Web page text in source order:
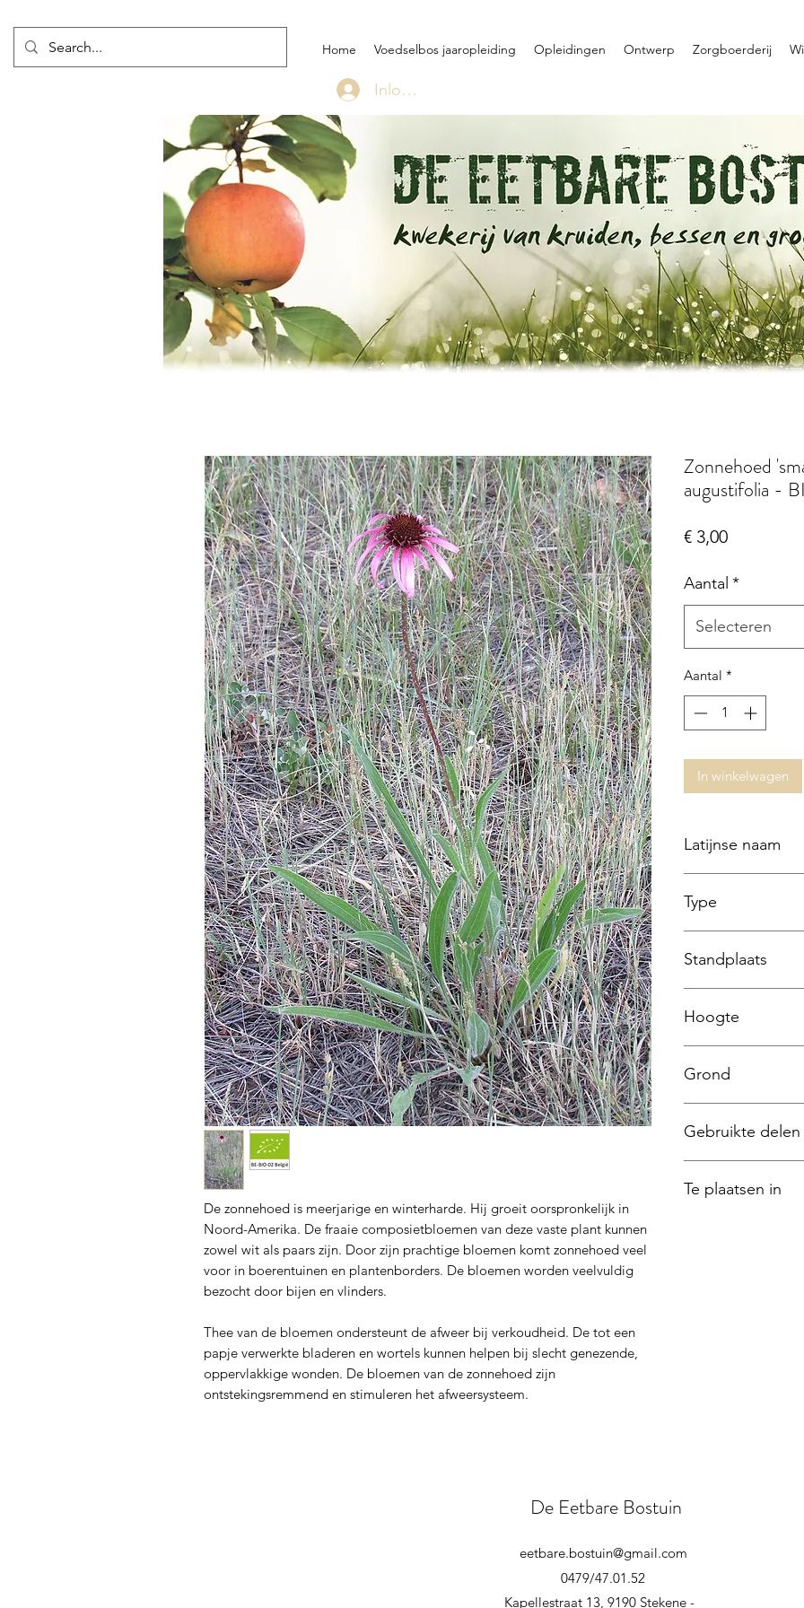
Home Voedselbos jaaropleiding Opleidingen Ontwerp Zorgboerderij
Inloggen
De zonnehoed is meerjarige en winterharde. Hij groeit oorspronkelijk in
Noord-Amerika. De fraaie composietbloemen van deze vaste plant kunnen
zowel wit als paars zijn. Door zijn prachtige bloemen komt zonnehoed veel
voor in boerentuinen en plantenborders. De bloemen worden veelvuldig
bezocht door bijen en vlinders.
Thee van de bloemen ondersteunt de afweer bij verkoudheid. De tot een
papje verwerkte bladeren en wortels kunnen helpen bij slecht genezende,
oppervlakkige wonden. De bloemen van de zonnehoed zijn
ontstekingsremmend en stimuleren het afweersysteem.
Zonnehoed
augustifolia -
€ 3,00Prijs
Aantal *
Selecteren
Aantal *
In winkelwagen
Latijnse naam
Type
Standplaats
Hoogte
Grond
Gebruikte delen
Te plaatsen in
De Eetbare Bostuin
eetbare.bostuin@gmail.com
0479/47.01.52
Kapellestraat 13, 9190 Stekene -